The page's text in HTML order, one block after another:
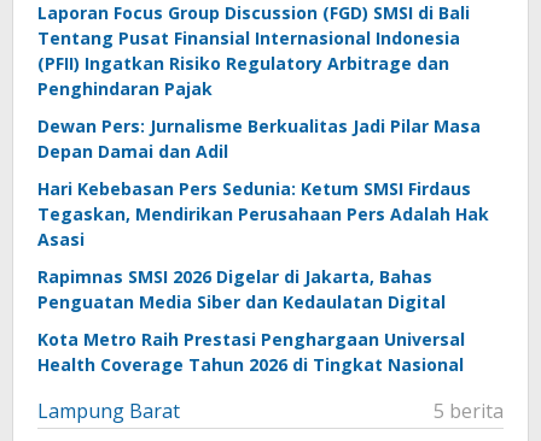
Laporan Focus Group Discussion (FGD) SMSI di Bali
Tentang Pusat Finansial Internasional Indonesia
(PFII) Ingatkan Risiko Regulatory Arbitrage dan
Penghindaran Pajak
Dewan Pers: Jurnalisme Berkualitas Jadi Pilar Masa
Depan Damai dan Adil
Hari Kebebasan Pers Sedunia: Ketum SMSI Firdaus
Tegaskan, Mendirikan Perusahaan Pers Adalah Hak
Asasi
Rapimnas SMSI 2026 Digelar di Jakarta, Bahas
Penguatan Media Siber dan Kedaulatan Digital
Kota Metro Raih Prestasi Penghargaan Universal
Health Coverage Tahun 2026 di Tingkat Nasional
Lampung Barat 5 berita